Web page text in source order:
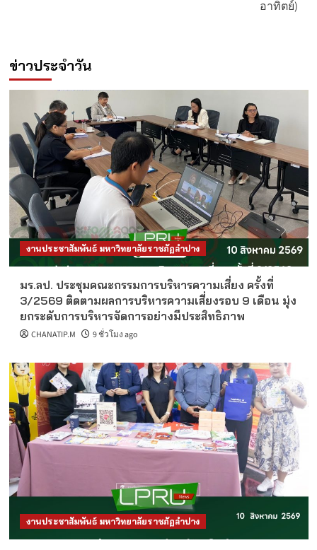
อาทิตย์)
ข่าวประจำวัน
งานประชาสัมพันธ์ มหาวิทยาลัยราชภัฏลำปาง
มร.ลป. ประชุมคณะกรรมการบริหารความเสี่ยง ครั้งที่
3/2569 ติดตามผลการบริหารความเสี่ยงรอบ 9 เดือน มุ่ง
ยกระดับการบริหารจัดการอย่างมีประสิทธิภาพ
CHANATIP.M 9 ชั่วโมง ago
งานประชาสัมพันธ์ มหาวิทยาลัยราชภัฏลำปาง